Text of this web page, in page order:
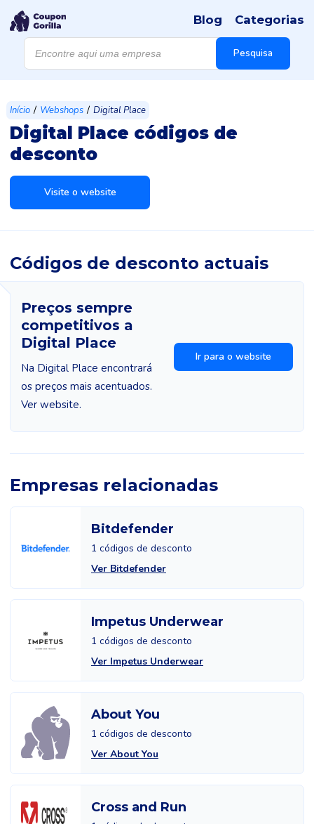
Products
search Pesquisa
Blog Categorias
Início / Webshops / Digital Place
Digital Place códigos de
desconto
Visite o website
Códigos de desconto actuais
Preços sempre
competitivos a
Digital Place
Na Digital Place encontrará
os preços mais acentuados.
Ver website.
Ir para o website
Empresas relacionadas
Bitdefender
1 códigos de desconto
Ver Bitdefender
Impetus Underwear
1 códigos de desconto
Ver Impetus Underwear
About You
1 códigos de desconto
Ver About You
Cross and Run